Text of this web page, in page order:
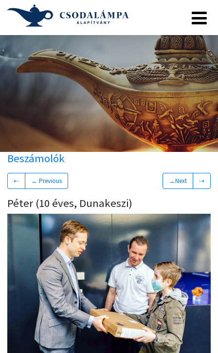
Beszámolók
⇠ ← Previous →Next ⇢
Péter (10 éves, Dunakeszi)